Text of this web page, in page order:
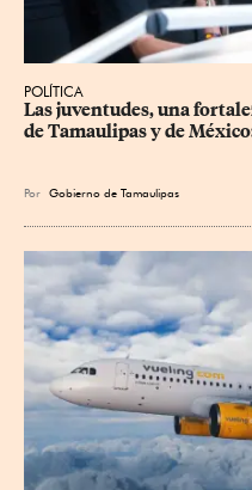
POLÍTICA
Las juventudes, una
de Tamaulipas y de
Por Gobierno de Tamaulipas